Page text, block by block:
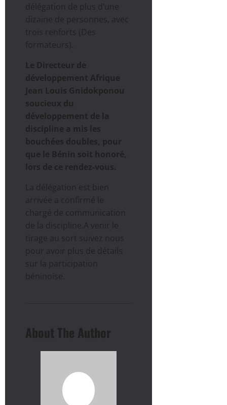
délégation de plus d’une
dizaine de personnes, avec
trois renforts (Des
formateurs).
Le Directeur de
développement Afrique
Jean Louis Gnidokponou
soucieux du
développement de la
discipline a mis les
bouchées doubles, pour
que le Bénin soit honoré,
lors de ce rendez-vous.
La délégation est bien
arrivée a confirmé le
chargé de communication
de la discipline.A venir le
tirage au sort suivez nous
pour avoir plus de détails
sur la participation
béninoise.
About The Author